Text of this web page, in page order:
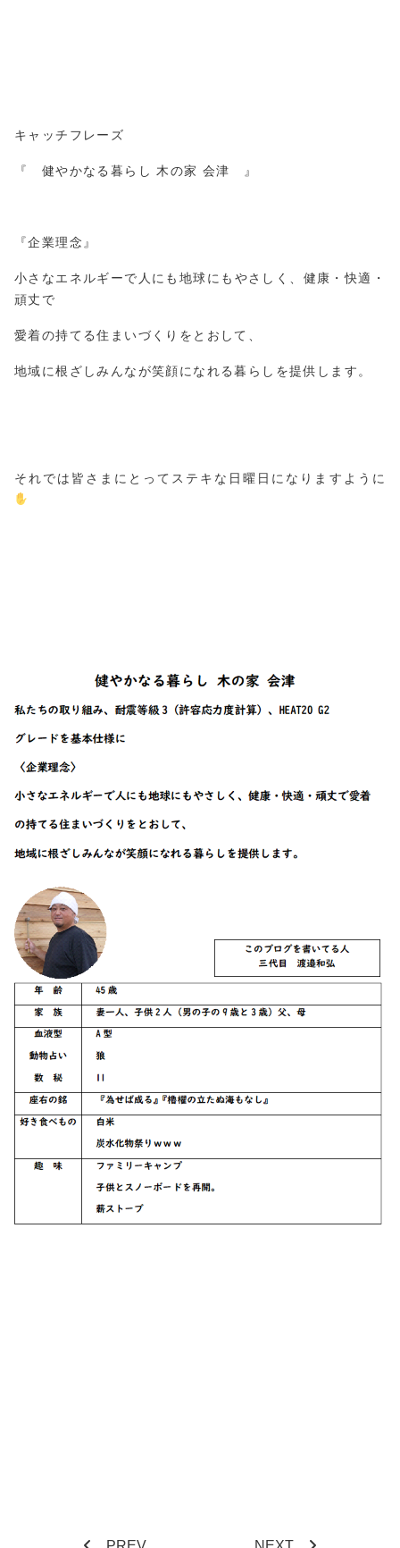
キャッチフレーズ
『 健やかなる暮らし 木の家 会津 』
『企業理念』
小さなエネルギーで人にも地球にもやさしく、健康・快適・
頑丈で
愛着の持てる住まいづくりをとおして、
地域に根ざしみんなが笑顔になれる暮らしを提供します。
それでは皆さまにとってステキな日曜日になりますように